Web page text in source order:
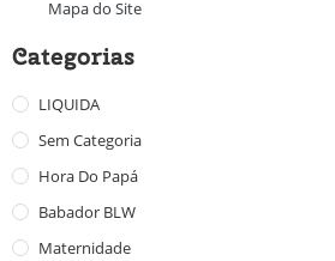
Mapa do Site
Categorias
LIQUIDA
Sem Categoria
Hora Do Papá
Babador BLW
Maternidade